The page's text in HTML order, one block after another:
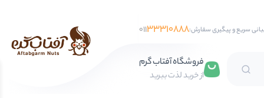
سریع و پیگیری سفارش: 01133310888
فروشگاه آفتاب گرم
از خرید لذت ببرید